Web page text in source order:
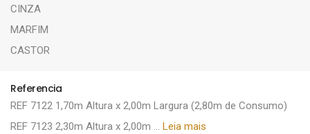
CINZA
MARFIM
CASTOR
Referencia
REF 7122 1,70m Altura x 2,00m Largura (2,80m de Consumo)
REF 7123 2,30m Altura x 2,00m ... Leia mais